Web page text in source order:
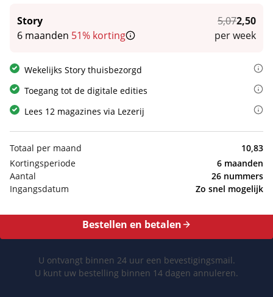
Story
6 maanden 51% korting
5,072,50
per week
Wekelijks Story thuisbezorgd
Story is hét tijdschrift voor liefhebbers van showbizz- en
Toegang tot de digitale edities
Abonnees lezen Story ook gratis op hun tablet of telefoon via
Lees 12 magazines via Lezerij
Bij dit abonnement leest u nu 12 magazines via de app en
Totaal per maand
10,83
Kortingsperiode
6 maanden
Aantal
26 nummers
Ingangsdatum
Zo snel mogelijk
Bestellen en betalen
U ontvangt binnen 24 uur een bevestigingsmail.
U kunt uw bestelling binnen 14 dagen annuleren.